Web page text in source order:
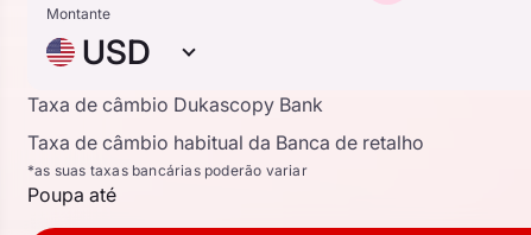
Montante
USD
Taxa de câmbio Dukascopy Bank
Taxa de câmbio habitual da Banca de retalho
*as suas taxas bancárias poderão variar
Poupa até